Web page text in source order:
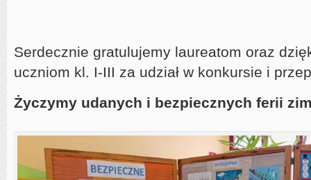
Serdecznie gratulujemy laureatom oraz
uczniom kl. I-III za udział w konkursie i
Życzymy udanych i bezpiecznych ferii